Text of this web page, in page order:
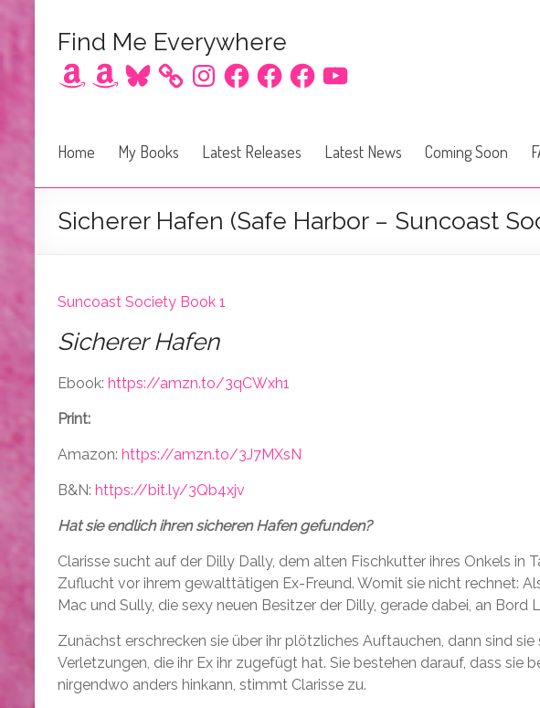
Find Me Everywhere
AmazonAmazonBluesky InstagramFacebookFacebookFacebookYouTube
Home My Books Latest Releases Latest News Coming Soon
Sicherer Hafen (Safe Harbor – Suncoast
Suncoast Society Book 1
Sicherer Hafen
Ebook: https://amzn.to/3qCWxh1
Print:
Amazon: https://amzn.to/3J7MXsN
B&N: https://bit.ly/3Qb4xjv
Hat sie endlich ihren sicheren Hafen gefunden?
Clarisse sucht auf der Dilly Dally, dem alten Fischkutter ihres Onkels in
Zuflucht vor ihrem gewalttätigen Ex-Freund. Womit sie nicht rechnet:
Mac und Sully, die sexy neuen Besitzer der Dilly, gerade dabei, an Bord
Zunächst erschrecken sie über ihr plötzliches Auftauchen, dann sind
Verletzungen, die ihr Ex ihr zugefügt hat. Sie bestehen darauf, dass sie
nirgendwo anders hinkann, stimmt Clarisse zu.